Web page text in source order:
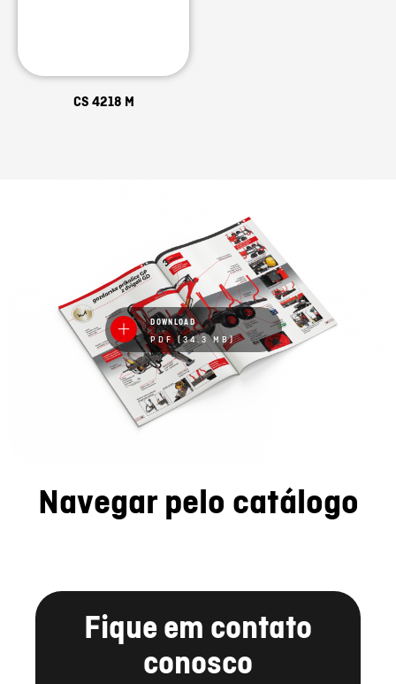
CS 4218 M
DOWNLOAD
PDF (34.3 MB)
Navegar pelo catálogo
Fique em contato
conosco